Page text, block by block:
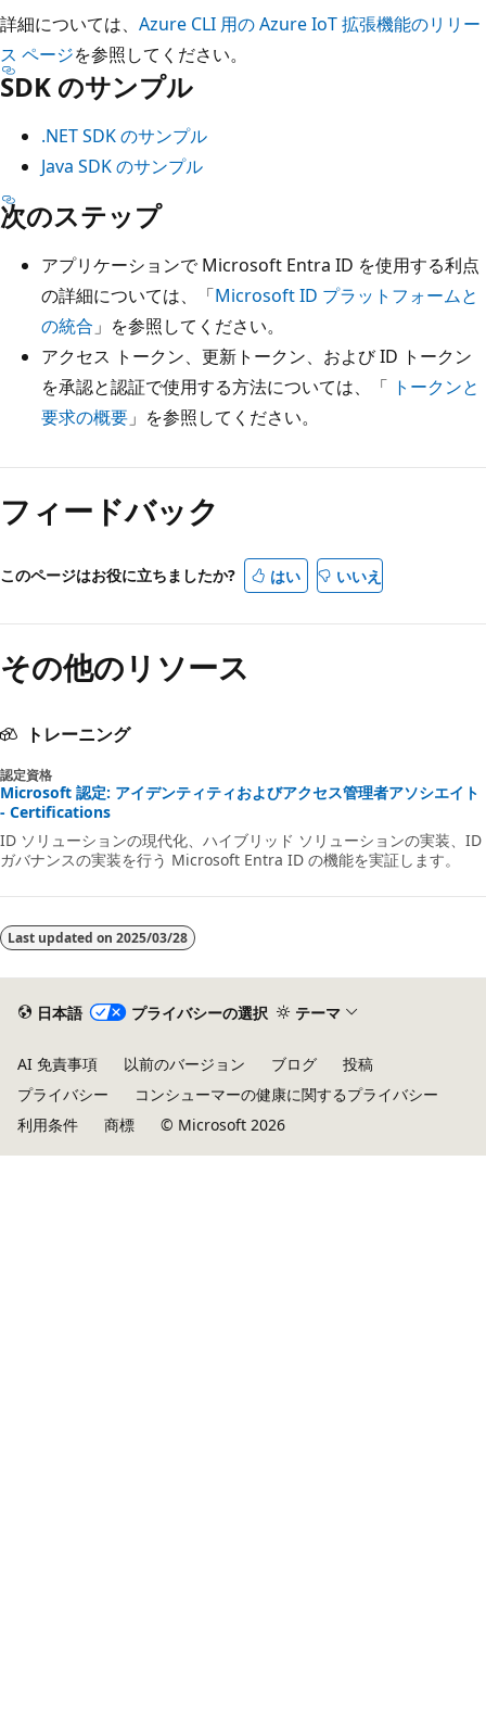
詳細については、 Azure CLI 用の Azure IoT 拡張機能のリリー
ス ページを参照してください。
SDK のサンプル
.NET SDK のサンプル
Java SDK のサンプル
次のステップ
アプリケーションで Microsoft Entra ID を使用する利点
の詳細については、「Microsoft ID プラットフォームと
の統合 」を参照してください。
アクセス トークン、更新トークン、および ID トークン
を承認と認証で使用する方法については、「 トークンと
要求の概要 」を参照してください。
フィードバック
このページはお役に立ちましたか? はい いいえ
その他のリソース
トレーニング
認定資格
Microsoft 認定: アイデンティティおよびアクセス管理者アソシエイト
- Certifications
ID ソリューションの現代化、ハイブリッド ソリューションの実装、ID
ガバナンスの実装を行う Microsoft Entra ID の機能を実証します。
Last updated on 2025/03/28
日本語 プライバシーの選択 テーマ
AI 免責事項 以前のバージョン ブログ
投稿
プライバシー
コンシューマーの健康に関するプライバシー
利用条件
商標 © Microsoft 2026